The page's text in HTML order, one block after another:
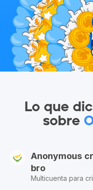
Lo que
sobre
Anonymous
bro
Multicuenta para